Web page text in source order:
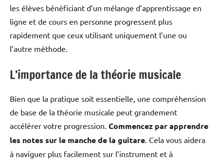
les élèves bénéficiant d’un mélange d’apprentissage en
ligne et de cours en personne progressent plus
rapidement que ceux utilisant uniquement l’une ou
l’autre méthode.
L’importance de la théorie musicale
Bien que la pratique soit essentielle, une compréhension
de base de la théorie musicale peut grandement
accélérer votre progression. Commencez par apprendre
les notes sur le manche de la guitare. Cela vous aidera
à naviguer plus facilement sur l’instrument et à